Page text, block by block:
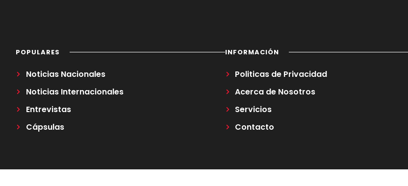
POPULARES
Noticias Nacionales
Noticias Internacionales
Entrevistas
Cápsulas
INFORMACIÓN
Politicas de Privacidad
Acerca de Nosotros
Servicios
Contacto